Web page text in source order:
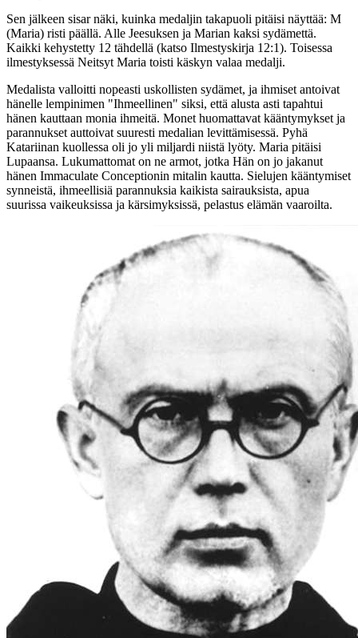
Sen jälkeen sisar näki, kuinka medaljin takapuoli pitäisi näyttää: M
(Maria) risti päällä. Alle Jeesuksen ja Marian kaksi sydämettä.
Kaikki kehystetty 12 tähdellä (katso Ilmestyskirja 12:1). Toisessa
ilmestyksessä Neitsyt Maria toisti käskyn valaa medalji.
Medalista valloitti nopeasti uskollisten sydämet, ja ihmiset antoivat
hänelle lempinimen "Ihmeellinen" siksi, että alusta asti tapahtui
hänen kauttaan monia ihmeitä. Monet huomattavat kääntymykset ja
parannukset auttoivat suuresti medalian levittämisessä. Pyhä
Katariinan kuollessa oli jo yli miljardi niistä lyöty. Maria pitäisi
Lupaansa. Lukumattomat on ne armot, jotka Hän on jo jakanut
hänen Immaculate Conceptionin mitalin kautta. Sielujen kääntymiset
synneistä, ihmeellisiä parannuksia kaikista sairauksista, apua
suurissa vaikeuksissa ja kärsimyksissä, pelastus elämän vaaroilta.